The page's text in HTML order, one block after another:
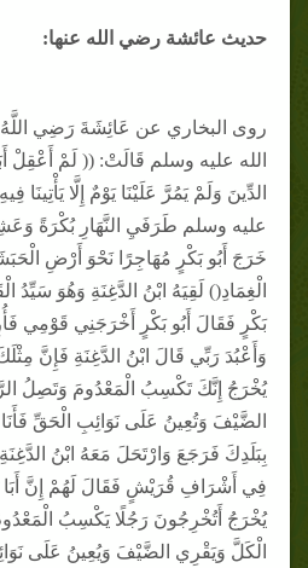
حديث عائشة رضي الله عنها:
روى البخاري عن عَائِشَةَ رَضِي
الله عليه وسلم قَالَتْ: (( لَمْ أَعْقِلْ
الدِّينَ وَلَمْ يَمُرَّ عَلَيْنَا يَوْمٌ إِلَّا
عليه وسلم طَرَفَيِ النَّهَارِ بُكْرَةً
خَرَجَ أَبُو بَكْرٍ مُهَاجِرًا نَحْوَ أَرْضِ
الْغِمَادِ() لَقِيَهُ ابْنُ الدَّغِنَةِ وَهُوَ سَيِّدُ
بَكْرٍ فَقَالَ أَبُو بَكْرٍ أَخْرَجَنِي قَوْمِي
وَأَعْبُدَ رَبِّي قَالَ ابْنُ الدَّغِنَةِ فَإِنَّ مِثْلَكَ
يُخْرَجُ إِنَّكَ تَكْسِبُ الْمَعْدُومَ وَتَصِلُ
الضَّيْفَ وَتُعِينُ عَلَى نَوَائِبِ الْحَقِّ
بِبَلَدِكَ فَرَجَعَ وَارْتَحَلَ مَعَهُ ابْنُ
فِي أَشْرَافِ قُرَيْشٍ فَقَالَ لَهُمْ إِنَّ أَبَا
يُخْرَجُ أَتُخْرِجُونَ رَجُلًا يَكْسِبُ
الْكَلَّ وَيَقْرِي الضَّيْفَ وَيُعِينُ عَلَى